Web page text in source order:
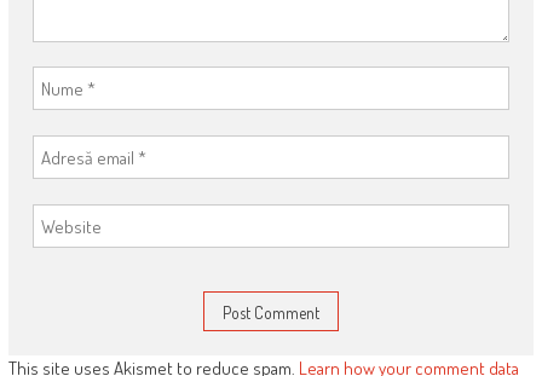
This site uses Akismet to reduce spam. Learn how your comment data